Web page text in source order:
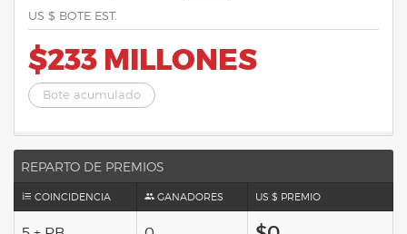
US $ BOTE EST.
$233 MILLONES
Bote acumulado
REPARTO DE PREMIOS
COINCIDENCIA GANADORES US $ PREMIO